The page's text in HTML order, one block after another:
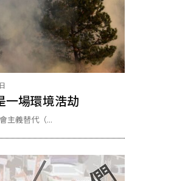
一場環境浩劫
主義替代（...